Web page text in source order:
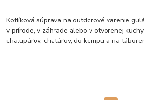
Kotlíková súprava na outdorové varenie
v prírode, v záhrade alebo v otvorenej
chalupárov, chatárov, do kempu a na